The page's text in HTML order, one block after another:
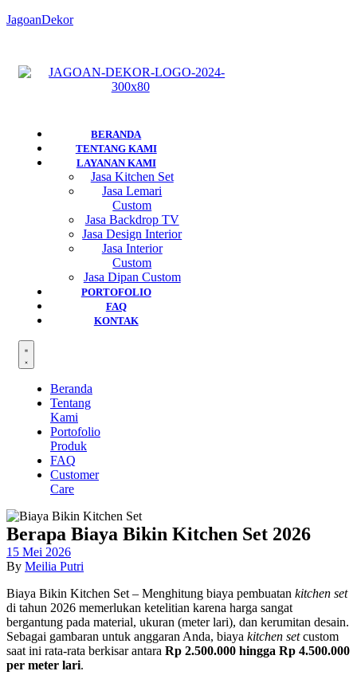
JagoanDekor
BERANDA
TENTANG KAMI
LAYANAN KAMI
Jasa Kitchen Set
Jasa Lemari
Custom
Jasa Backdrop TV
Jasa Design Interior
Jasa Interior
Custom
Jasa Dipan Custom
PORTOFOLIO
FAQ
KONTAK
Beranda
Tentang
Kami
Portofolio
Produk
FAQ
Customer
Care
Berapa Biaya Bikin Kitchen Set 2026
15 Mei 2026
By Meilia Putri
Biaya Bikin Kitchen Set – Menghitung biaya pembuatan kitchen set
di tahun 2026 memerlukan ketelitian karena harga sangat
bergantung pada material, ukuran (meter lari), dan kerumitan desain.
Sebagai gambaran untuk anggaran Anda, biaya kitchen setcustom
saat ini rata-rata berkisar antara Rp 2.500.000 hingga Rp 4.500.000
per meter lari.